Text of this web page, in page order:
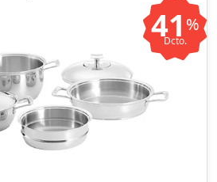
41 %
Dcto.